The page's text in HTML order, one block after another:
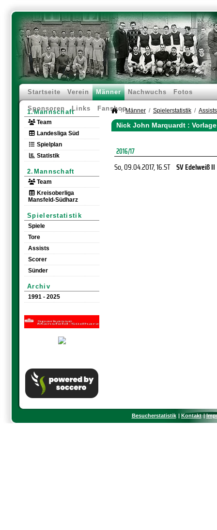
Startseite Verein Männer Nachwuchs Fotos
Sponsoren Links Fanshop
1.Mannschaft
Team
Landesliga Süd
Spielplan
Statistik
2.Mannschaft
Team
Kreisoberliga
Mansfeld-Südharz
Spielerstatistik
Spiele
Tore
Assists
Scorer
Sünder
Archiv
1991 - 2025
Männer Spielerstatistik Assists
Nick John Marquardt :
2016/17
So, 09.04.2017, 16.ST SV Edelweiß II
Besucherstatistik Kontakt